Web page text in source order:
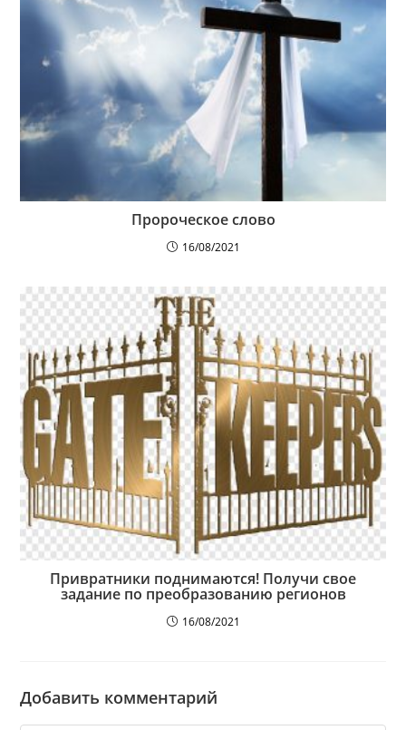
Пророческое слово
16/08/2021
Привратники поднимаются! Получи свое
задание по преобразованию регионов
16/08/2021
Добавить комментарий